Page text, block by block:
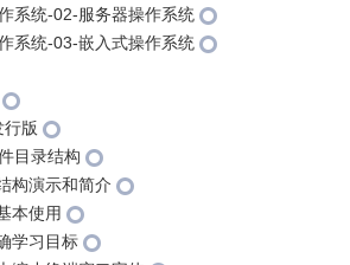
系统-02-服务器操作系统
系统-03-嵌入式操作系统
行版
目录结构
构演示和简介
本使用
学习目标